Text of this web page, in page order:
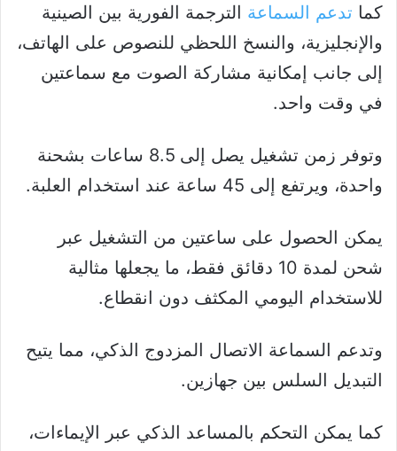
كما تدعم السماعة الترجمة الفورية بين الصينية
والإنجليزية، والنسخ اللحظي للنصوص على الهاتف،
إلى جانب إمكانية مشاركة الصوت مع سماعتين
في وقت واحد.
وتوفر زمن تشغيل يصل إلى 8.5 ساعات بشحنة
واحدة، ويرتفع إلى 45 ساعة عند استخدام العلبة.
يمكن الحصول على ساعتين من التشغيل عبر
شحن لمدة 10 دقائق فقط، ما يجعلها مثالية
للاستخدام اليومي المكثف دون انقطاع.
وتدعم السماعة الاتصال المزدوج الذكي، مما يتيح
التبديل السلس بين جهازين.
كما يمكن التحكم بالمساعد الذكي عبر الإيماءات،